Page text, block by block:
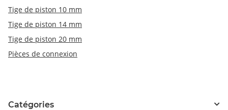
Tige de piston 10 mm
Tige de piston 14 mm
Tige de piston 20 mm
Pièces de connexion
Catégories